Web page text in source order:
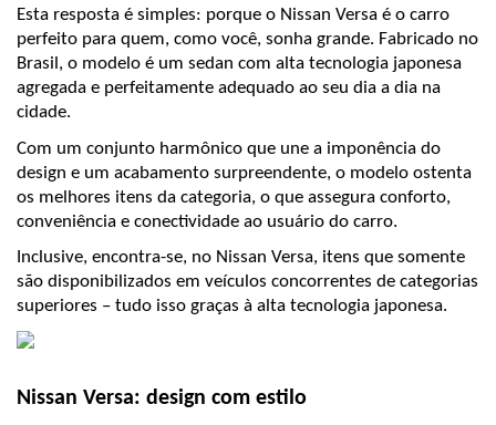
Esta resposta é simples: porque o Nissan Versa é o carro
perfeito para quem, como você, sonha grande. Fabricado no
Brasil, o modelo é um sedan com alta tecnologia japonesa
agregada e perfeitamente adequado ao seu dia a dia na
cidade.
Com um conjunto harmônico que une a imponência do
design e um acabamento surpreendente, o modelo ostenta
os melhores itens da categoria, o que assegura conforto,
conveniência e conectividade ao usuário do carro.
Inclusive, encontra-se, no Nissan Versa, itens que somente
são disponibilizados em veículos concorrentes de categorias
superiores – tudo isso graças à alta tecnologia japonesa.
Nissan Versa: design com estilo